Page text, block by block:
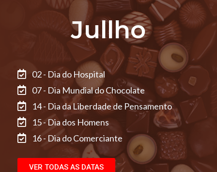
Jullho
02 - Dia do Hospital
07 - Dia Mundial do Chocolate
14 - Dia da Liberdade de Pensamento
15 - Dia dos Homens
16 - Dia do Comerciante
VER TODAS AS DATAS